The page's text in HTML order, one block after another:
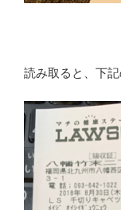
読み取ると、下